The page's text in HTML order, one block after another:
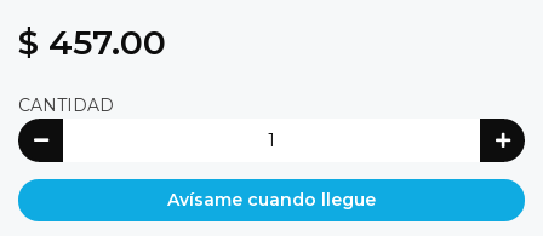
$ 457.00
CANTIDAD
Avísame cuando llegue